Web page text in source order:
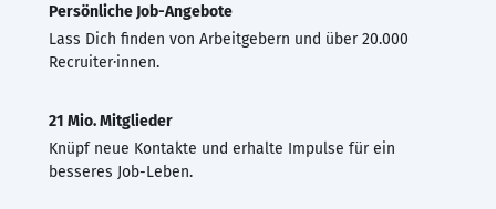
Persönliche Job-Angebote
Lass Dich finden von Arbeitgebern und über 20.000
Recruiter·innen.
21 Mio. Mitglieder
Knüpf neue Kontakte und erhalte Impulse für ein
besseres Job-Leben.